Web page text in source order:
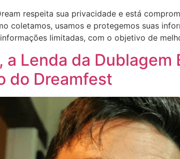
respeita sua privacidade e está
coletamos, usamos e protegemos suas
limitadas, com o objetivo de
a Lenda da
do Dreamfest